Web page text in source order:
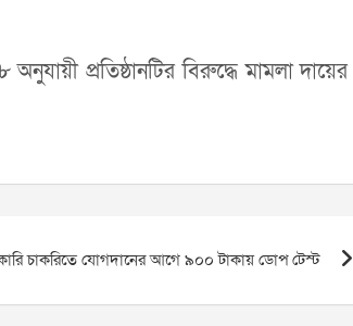
প্রতিষ্ঠানটির বিরুদ্ধে মামলা দায়ের
চাকরিতে যোগদানের আগে ৯০০ টাকায় ডোপ টেস্ট